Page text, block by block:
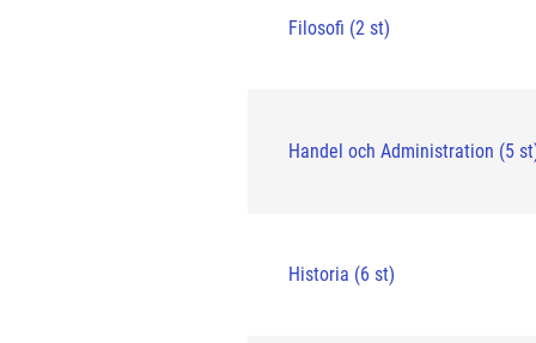
Filosofi (2 st)
Handel och Administration (5
Historia (6 st)